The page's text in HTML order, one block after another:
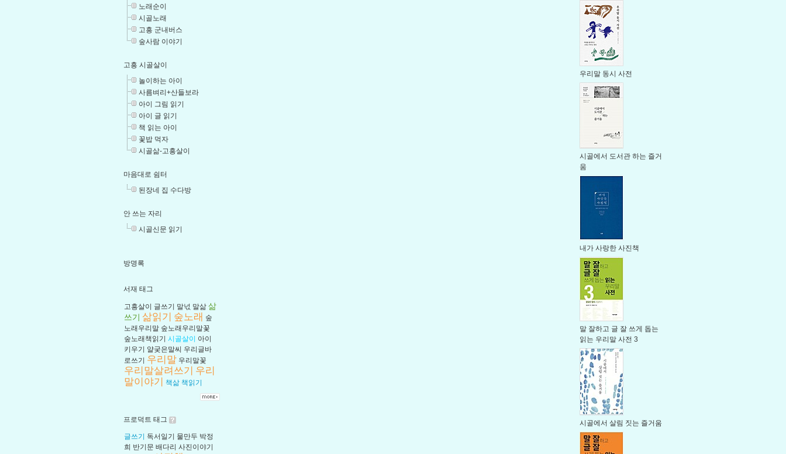
노래순이
시골노래
고흥 군내버스
숲사람 이야기
고흥 시골살이
놀이하는 아이
사름벼리+산들보라
아이 그림 읽기
아이 글 읽기
책 읽는 아이
꽃밥 먹자
시골삶-고흥살이
마음대로 쉼터
된장네 집 수다방
안 쓰는 자리
시골신문 읽기
방명록
서재 태그
고흥살이 글쓰기 말넋 말삶 삶
쓰기 삶읽기 숲노래 숲
노래우리말 숲노래우리말꽃
숲노래책읽기 시골살이
아이
키우기
얄궂은말씨 우리글바
로쓰기
우리말 우리말꽃
우리말살려쓰기
우리
말이야기
책삶 책읽기
프로덕트 태그
글쓰기 독서일기 물만두 박정
희 반기문 배다리 사진이야기
우리말 동시 사전
시골에서 도서관 하는 즐거
움
내가 사랑한 사진책
말 잘하고 글 잘 쓰게 돕는
읽는 우리말 사전 3
시골에서 살림 짓는 즐거움